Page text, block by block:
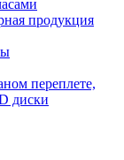
продукция
переплете,
диски